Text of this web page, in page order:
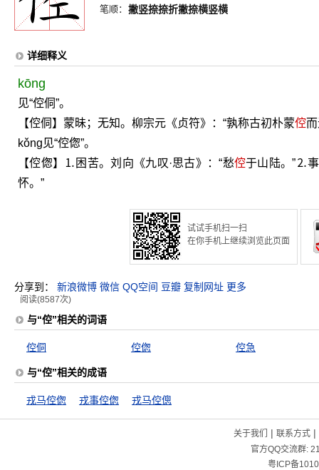
笔顺： 撇竖捺捺折撇捺横竖横
详细释义
kōng
见“倥侗”。
【倥侗】蒙昧；无知。柳宗元《贞符》：“孰称古初朴蒙倥
kǒng见“倥偬”。
【倥偬】⒈困苦。刘向《九叹·思古》：“愁倥于山陆。”⒉
怀。”
试试手机扫一扫
在你手机上继续浏览此页面
分享到： 新浪微博 微信 QQ空间 豆瓣 复制网址 更多
阅读(8587次)
与“倥”相关的词语
倥侗 倥偬 倥急
与“倥”相关的成语
戎马倥偬 戎事倥偬 戎马倥傯
关于我们 | 联系方式|
官方QQ交流群:
粤ICP备